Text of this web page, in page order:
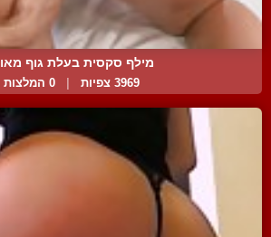
מילף סקסית בעלת גוף
3969 צפיות 0 המלצות